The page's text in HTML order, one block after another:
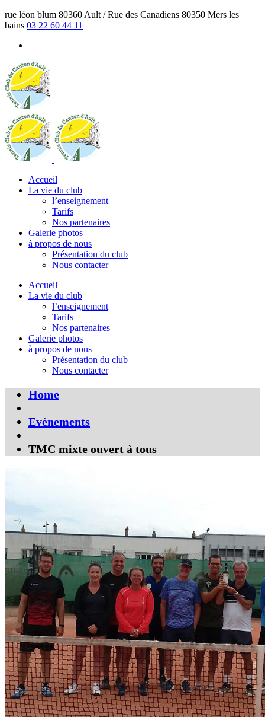
rue léon blum 80360 Ault / Rue des Canadiens 80350 Mers les
bains 03 22 60 44 11
Accueil
La vie du club
l’enseignement
Tarifs
Nos partenaires
Galerie photos
à propos de nous
Présentation du club
Nous contacter
Accueil
La vie du club
l’enseignement
Tarifs
Nos partenaires
Galerie photos
à propos de nous
Présentation du club
Nous contacter
Home
Evènements
TMC mixte ouvert à tous